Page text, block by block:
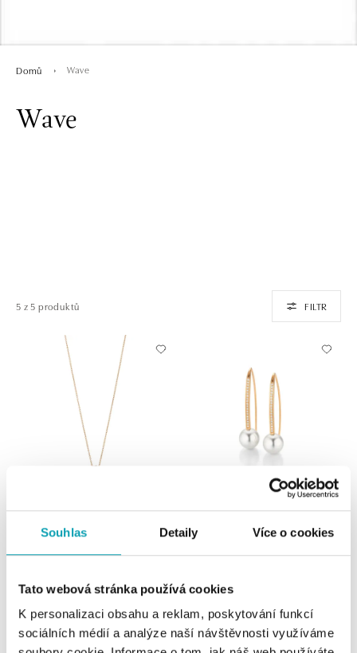
Souhlas Detaily Více o cookies
Tato webová stránka používá cookies
K personalizaci obsahu a reklam, poskytování funkcí
sociálních médií a analýze naší návštěvnosti využíváme
Domů Wave
Wave
5 z 5 produktů FILTR
GELLNER
Náhrdelník s diamanty a perlou
GELLNER
Náušnice s diamanty a perlou Wave